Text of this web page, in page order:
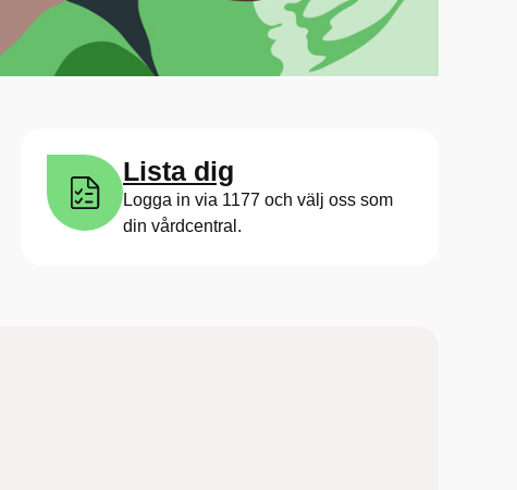
Lista dig
Logga in via 1177 och välj oss som
din vårdcentral.